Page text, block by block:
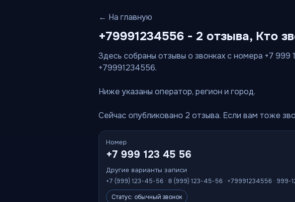
← На главную
+79991234556 - 2 отзыва, Кто
Здесь собраны отзывы о звонках с номера +7
+79991234556.
Ниже указаны оператор, регион и город.
Сейчас опубликовано 2 отзыва. Если вам тоже
Номер
+7 999 123 45 56
Другие варианты записи
+7 (999) 123-45-56 · 8 (999) 123-45-56 · +79991234556 · 999-
Статус: обычный звонок